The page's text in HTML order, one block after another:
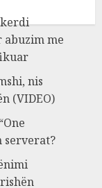
abuzim me
nis
(VIDEO)
serverat?